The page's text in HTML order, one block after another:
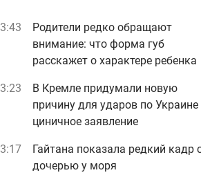
Родители редко обращают
внимание: что форма губ
расскажет о характере ребенка
В Кремле придумали новую
причину для ударов по
циничное заявление
Гайтана показала редкий кадр
дочерью у моря